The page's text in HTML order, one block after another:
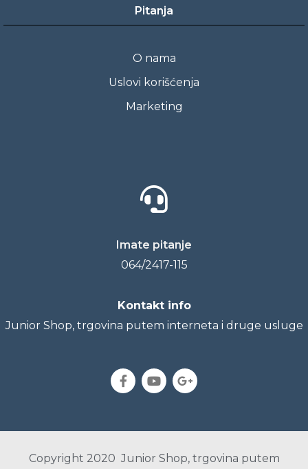
Imate pitanje
064/2417-115
Kontakt info
Junior Shop, trgovina putem interneta i druge usluge
Pitanja
O nama
Uslovi korišćenja
Marketing
Copyright 2020 Junior Shop, trgovina putem